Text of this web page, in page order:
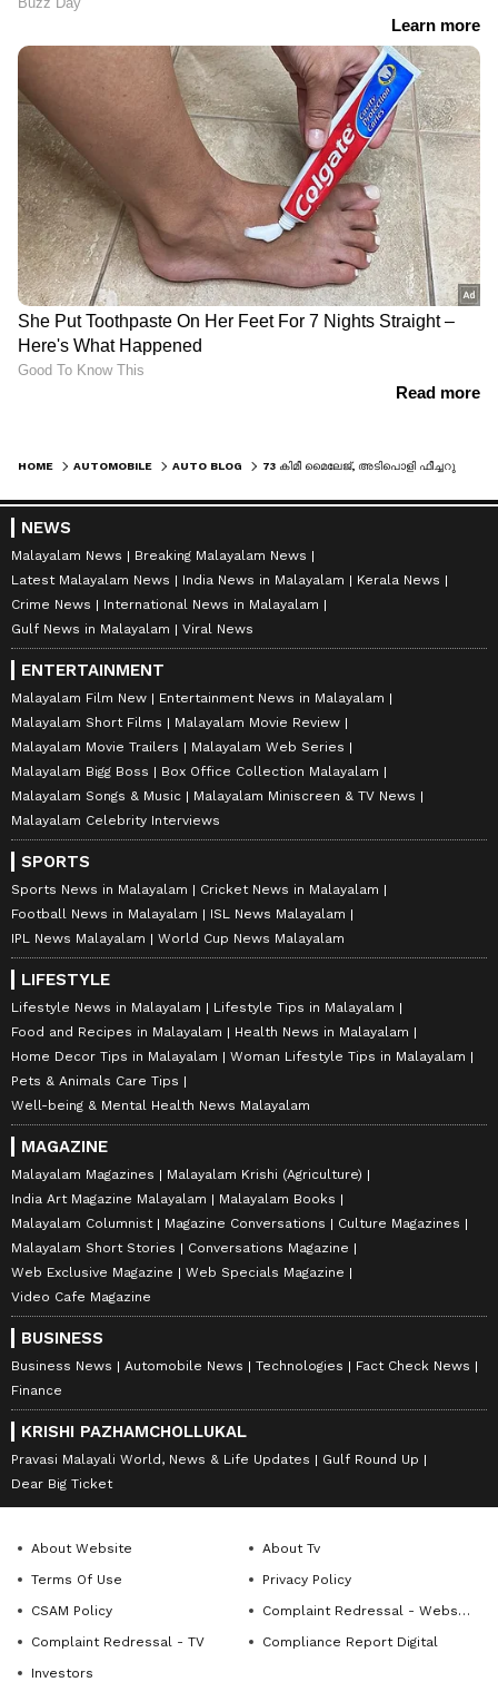
HOME AUTOMOBILE AUTO BLOG
NEWS
Malayalam News
Breaking Malayalam News
Latest Malayalam News
India News in Malayalam
Kerala News
Crime News
International News in Malayalam
Gulf News in Malayalam
Viral News
ENTERTAINMENT
Malayalam Film New
Entertainment News in Malayalam
Malayalam Short Films
Malayalam Movie Review
Malayalam Movie Trailers
Malayalam Web Series
Malayalam Bigg Boss
Box Office Collection Malayalam
Malayalam Songs & Music
Malayalam Miniscreen & TV News
Malayalam Celebrity Interviews
SPORTS
Sports News in Malayalam
Cricket News in Malayalam
Football News in Malayalam
ISL News Malayalam
IPL News Malayalam
World Cup News Malayalam
LIFESTYLE
Lifestyle News in Malayalam
Lifestyle Tips in Malayalam
Food and Recipes in Malayalam
Health News in Malayalam
Home Decor Tips in Malayalam
Woman Lifestyle Tips in Malayalam
Pets & Animals Care Tips
Well-being & Mental Health News Malayalam
MAGAZINE
Malayalam Magazines
Malayalam Krishi (Agriculture)
India Art Magazine Malayalam
Malayalam Books
Malayalam Columnist
Magazine Conversations
Culture Magazines
Malayalam Short Stories
Conversations Magazine
Web Exclusive Magazine
Web Specials Magazine
Video Cafe Magazine
BUSINESS
Business News Automobile News Technologies
Fact Check News
Finance
KRISHI PAZHAMCHOLLUKAL
Pravasi Malayali World, News & Life Updates
Gulf Round Up
Dear Big Ticket
About Website
About Tv
Terms Of Use
Privacy Policy
CSAM Policy
Complaint Redressal - Website
Complaint Redressal - TV
Compliance Report Digital
Investors